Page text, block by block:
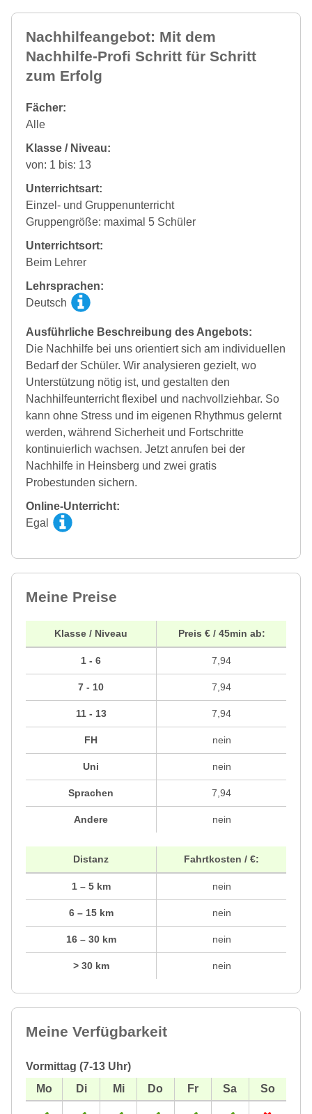
Nachhilfeangebot: Mit dem
Nachhilfe-Profi Schritt für Schritt
zum Erfolg
Fächer:
Alle
Klasse / Niveau:
von: 1 bis: 13
Unterrichtsart:
Einzel- und Gruppenunterricht
Gruppengröße: maximal 5 Schüler
Unterrichtsort:
Beim Lehrer
Lehrsprachen:
Deutsch
Ausführliche Beschreibung des Angebots:
Die Nachhilfe bei uns orientiert sich am individuellen
Bedarf der Schüler. Wir analysieren gezielt, wo
Unterstützung nötig ist, und gestalten den
Nachhilfeunterricht flexibel und nachvollziehbar. So
kann ohne Stress und im eigenen Rhythmus gelernt
werden, während Sicherheit und Fortschritte
kontinuierlich wachsen. Jetzt anrufen bei der
Nachhilfe in Heinsberg und zwei gratis
Probestunden sichern.
Online-Unterricht:
Egal
Meine Preise
Klasse / Niveau
1 - 6
7 - 10
11 - 13
FH
Uni
Sprachen
Andere
Preis € / 45min ab:
7,94
7,94
7,94
nein
nein
7,94
nein
Distanz
1 – 5 km
6 – 15 km
16 – 30 km
> 30 km
Fahrtkosten / €:
nein
nein
nein
nein
Meine Verfügbarkeit
Vormittag (7-13 Uhr)